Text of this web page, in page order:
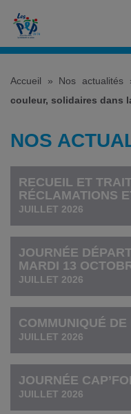
Accueil » Nos actualités
couleur, solidaires dans
NOS
RECUEIL ET
RÉCLAMATIONS
JUILLET 2026
JOURNÉE
MARDI 13
JUILLET 2026
COMMUNIQUÉ
JUILLET 2026
JOURNÉE
JUILLET 2026